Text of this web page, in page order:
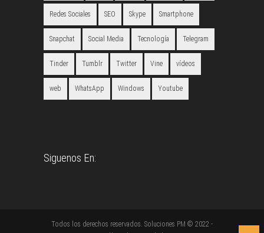
Redes Sociales SEO Skype Smartphone
Snapchat Social Media Tecnología Telegram
Tinder Tumblr Twitter Vine vídeos
web WhatsApp Windows Youtube
Siguenos En:
Todos los derechos reservados. Soluciones PM © 2022 -